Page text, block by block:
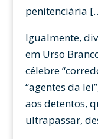
penitenciária
Igualmente,
em Urso
célebre
“agentes da
aos detentos,
ultrapassar,